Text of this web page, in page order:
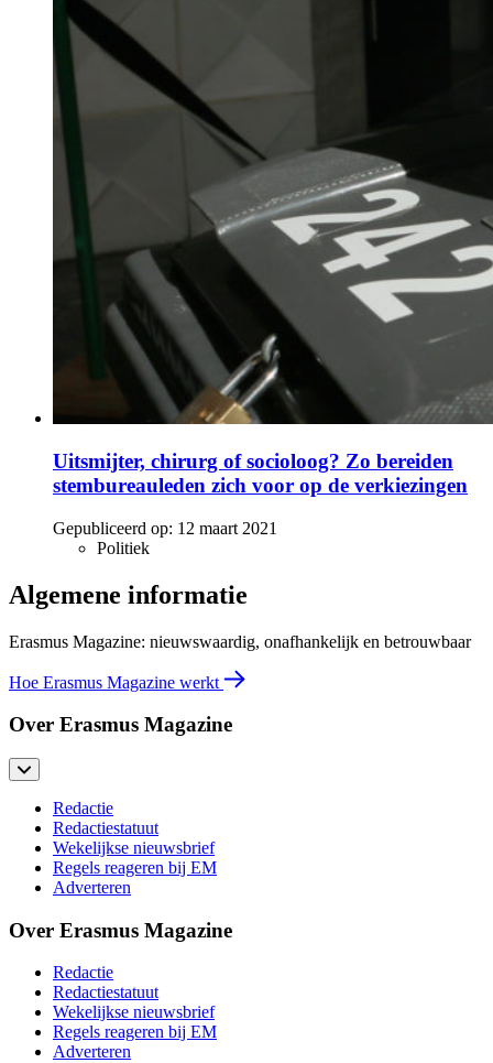
Uitsmijter, chirurg of socioloog? Zo bereiden
stembureauleden zich voor op de verkiezingen
Gepubliceerd op: 12 maart 2021
Politiek
Algemene informatie
Erasmus Magazine: nieuwswaardig, onafhankelijk en betrouwbaar
Hoe Erasmus Magazine werkt
Over Erasmus Magazine
Redactie
Redactiestatuut
Wekelijkse nieuwsbrief
Regels reageren bij EM
Adverteren
Over Erasmus Magazine
Redactie
Redactiestatuut
Wekelijkse nieuwsbrief
Regels reageren bij EM
Adverteren